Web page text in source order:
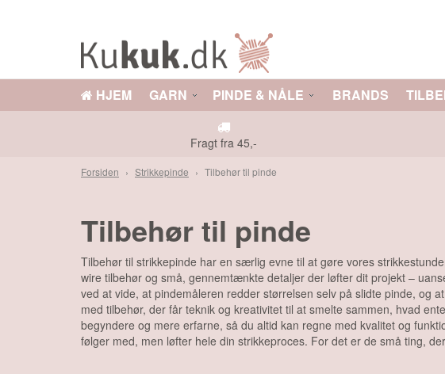
PINDE & NÅLE
HJEM GARN PINDE & NÅLE BRANDS
Fragt fra 45,-
Forsiden Strikkepinde Tilbehør til pinde
Tilbehør til pinde
Tilbehør til strikkepinde har en særlig evne til at gøre vores
wire tilbehør og små, gennemtænkte detaljer der løfter dit projekt –
ved at vide, at pindemåleren redder størrelsen selv på slidte pinde,
med tilbehør, der får teknik og kreativitet til at smelte sammen, hvad
begyndere og mere erfarne, så du altid kan regne med kvalitet og
følger med, men løfter hele din strikkeproces. For det er de små ting,